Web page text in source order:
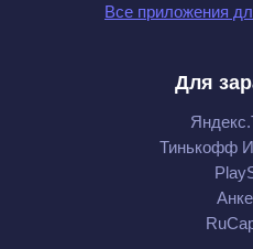
Все приложения
Для
Тинькофф